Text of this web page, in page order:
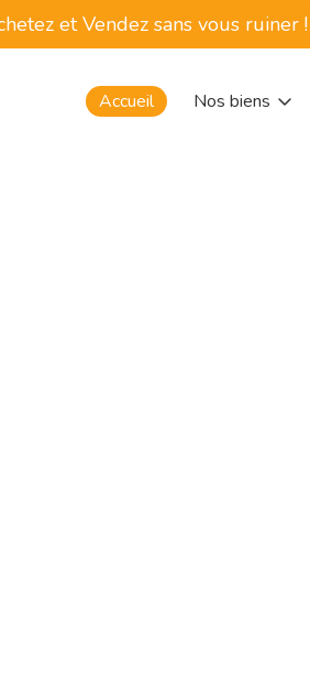
et Vendez sans vous ruiner !
Accueil Nos biens